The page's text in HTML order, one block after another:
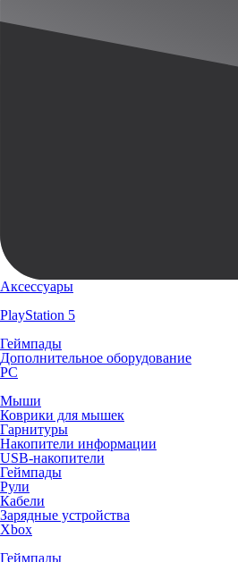
Аксессуары
PlayStation 5
Геймпады
Дополнительное оборудование
PC
Мыши
Коврики для мышек
Гарнитуры
Накопители информации
USB-накопители
Геймпады
Рули
Кабели
Зарядные устройства
Xbox
Геймпады